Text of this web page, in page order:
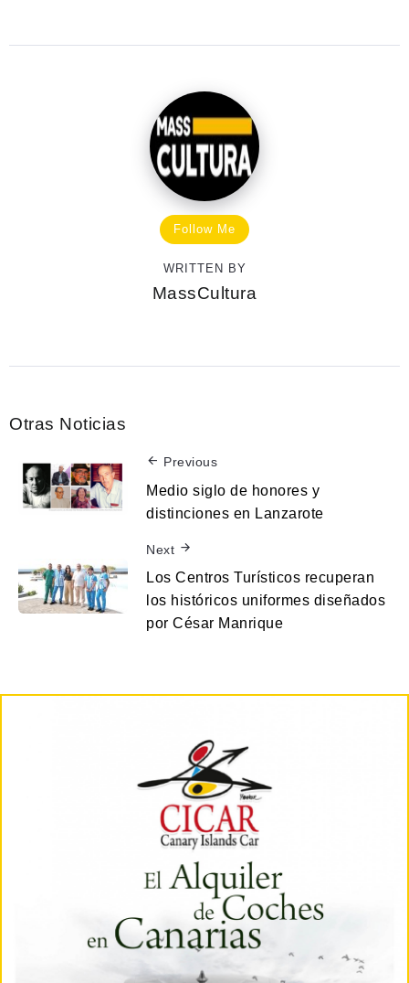
Follow Me
WRITTEN BY
MassCultura
Otras Noticias
Previous
Medio siglo de honores y
distinciones en Lanzarote
Next
Los Centros Turísticos recuperan
los históricos uniformes diseñados
por César Manrique